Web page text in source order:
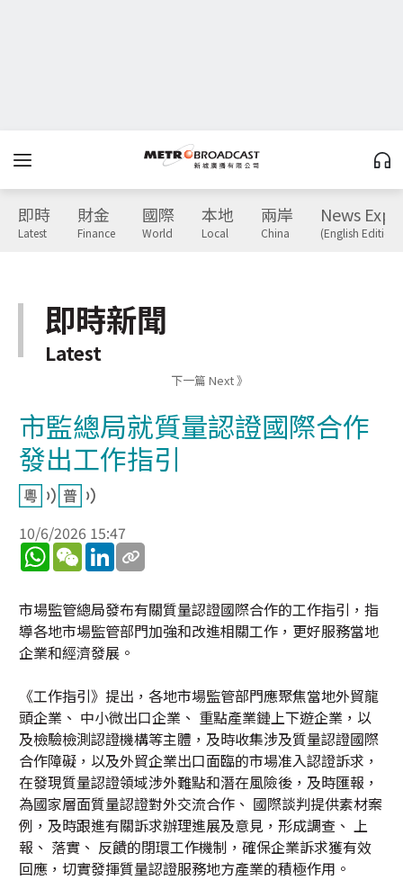
即時
Latest
財金
Finance
國際
World
本地
Local
兩岸
China
News
(English Edition)
即時新聞
Latest
下一篇 Next 》
市監總局就質量認證國際合作
發出工作指引
10/6/2026 15:47
WhatsApp
WeChatLinkedIn
市場監管總局發布有關質量認證國際合作的工作指引，指
導各地市場監管部門加強和改進相關工作，更好服務當地
企業和經濟發展。
《工作指引》提出，各地市場監管部門應聚焦當地外貿龍
頭企業、 中小微出口企業、 重點產業鏈上下遊企業，以
及檢驗檢測認證機構等主體，及時收集涉及質量認證國際
合作障礙，以及外貿企業出口面臨的市場准入認證訴求，
在發現質量認證領域涉外難點和潛在風險後，及時匯報，
為國家層面質量認證對外交流合作、 國際談判提供素材案
例，及時跟進有關訴求辦理進展及意見，形成調查、 上
報、 落實、 反饋的閉環工作機制，確保企業訴求獲有效
回應，切實發揮質量認證服務地方產業的積極作用。